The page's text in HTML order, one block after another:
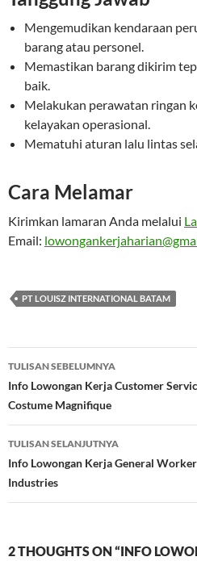
Mengemudikan kendaraan
barang atau personel.
Memastikan barang dikirim
baik.
Melakukan perawatan ringan
kelayakan operasional.
Mematuhi aturan lalu lintas
Cara Melamar
Kirimkan lamaran Anda melalui
Email:
PT LOUISZ INTERNATIONAL BATAM
Navigasi
Tulisan
TULISAN SEBELUMNYA
Info Lowongan Kerja Customer
Costume Magnifique
TULISAN SELANJUTNYA
Info Lowongan Kerja General
Industries
2 THOUGHTS ON “INFO